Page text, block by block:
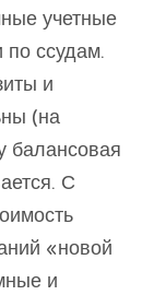
учетные
по ссудам.
и
(на
балансовая
С
«новой
и